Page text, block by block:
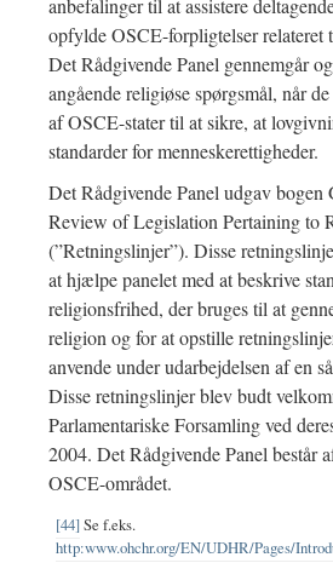
anbefalinger til at assistere
opfylde OSCE-forpligtelser relateret
Det Rådgivende Panel gennemgår
angående religiøse spørgsmål, når
af OSCE-stater til at sikre, at
standarder for menneskerettigheder.
Det Rådgivende Panel udgav bogen
Review of Legislation Pertaining to
(”Retningslinjer”). Disse
at hjælpe panelet med at beskrive
religionsfrihed, der bruges til at
religion og for at opstille
anvende under udarbejdelsen af en
Disse retningslinjer blev budt
Parlamentariske Forsamling ved
2004. Det Rådgivende Panel består
OSCE-området.
[44] Se f.eks.
http:www.ohchr.org/EN/UDHR/Pages/